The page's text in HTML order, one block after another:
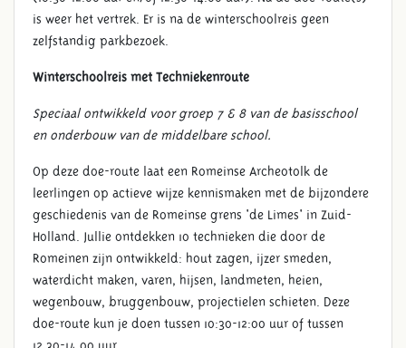
is weer het vertrek. Er is na de winterschoolreis geen
zelfstandig parkbezoek.
Winterschoolreis met Techniekenroute
Speciaal ontwikkeld voor groep 7 & 8 van de basisschool
en onderbouw van de middelbare school.
Op deze doe-route laat een Romeinse Archeotolk de
leerlingen op actieve wijze kennismaken met de bijzondere
geschiedenis van de Romeinse grens 'de Limes' in Zuid-
Holland. Jullie ontdekken 10 technieken die door de
Romeinen zijn ontwikkeld: hout zagen, ijzer smeden,
waterdicht maken, varen, hijsen, landmeten, heien,
wegenbouw, bruggenbouw, projectielen schieten. Deze
doe-route kun je doen tussen 10:30-12:00 uur of tussen